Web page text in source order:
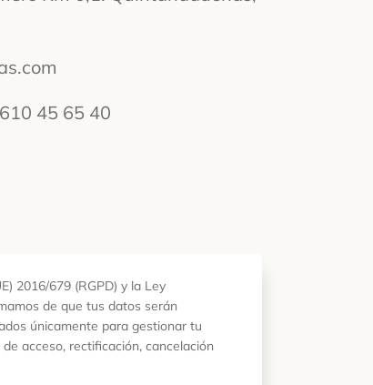
45 65 40
2016/679 (RGPD) y la Ley
de que tus datos serán
únicamente para gestionar tu
acceso, rectificación, cancelación